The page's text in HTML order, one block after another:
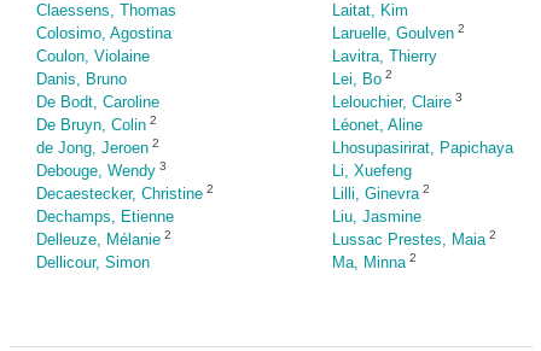
Claessens, Thomas
Colosimo, Agostina
Coulon, Violaine
Danis, Bruno
De Bodt, Caroline
De Bruyn, Colin 2
de Jong, Jeroen 2
Debouge, Wendy 3
Decaestecker, Christine 2
Dechamps, Etienne
Delleuze, Mélanie 2
Dellicour, Simon
Laitat, Kim
Laruelle, Goulven 2
Lavitra, Thierry
Lei, Bo 2
Lelouchier, Claire 3
Léonet, Aline
Lhosupasirirat, Papichaya
Li, Xuefeng
Lilli, Ginevra 2
Liu, Jasmine
Lussac Prestes, Maia 2
Ma, Minna 2